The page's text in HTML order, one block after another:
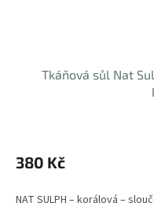
Tkáňová sůl Nat
380 Kč
NAT SULPH – korálová –